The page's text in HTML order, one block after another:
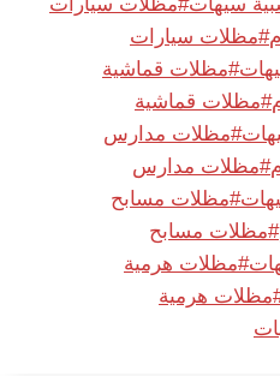
#مظلات سيارات
#مظلات قماشية
#مظلات قماشية
#مظلات مدارس
#مظلات مدارس
#مظلات مسابح
#مظلات مسابح
#مظلات هرمية
مظلات هرمية